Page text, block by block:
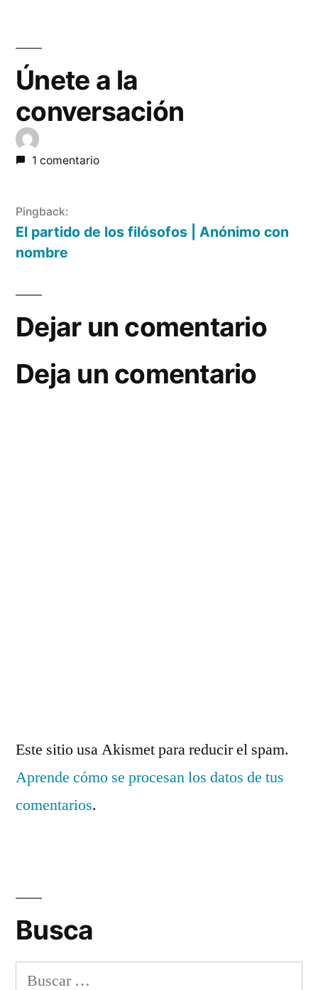
Únete a la
conversación
1 comentario
Pingback:
El partido de los filósofos | Anónimo con
nombre
Dejar un comentario
Deja un comentario
Este sitio usa Akismet para reducir el spam.
Aprende cómo se procesan los datos de tus
comentarios.
Busca
Buscar: